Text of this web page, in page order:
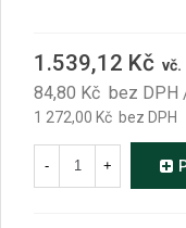
1.539,12 Kč vč.
84,80 Kč bez DPH
1 272,00 Kč bez DPH
- +